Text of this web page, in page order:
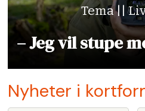
Tema ||
– Jeg vil stupe
Nyheter i